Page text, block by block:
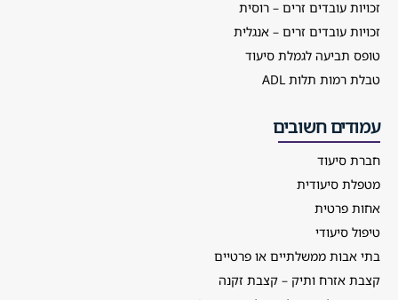
זכויות עובדים זרים – רוסית
זכויות עובדים זרים – אנגלית
טופס תביעה לגמלת סיעוד
טבלת רמות תלות ADL
עמודים חשובים
חברת סיעוד
מטפלת סיעודית
אחות פרטית
טיפול סיעודי
בתי אבות ממשלתיים או פרטיים
קצבת אזרח ותיק – קצבת זקנה